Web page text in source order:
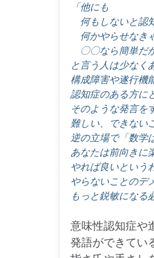
「他にも
何もしないと認
何かやらせなきゃ
〇〇なら簡単だ
と言う人は少なく
構成障害や遂行機
認知症のある方に
そのような発言を
難しい、できない
逆の立場で「数学
あなたは前向きに
やれば良いという
やらないことのデ
もっと鋭敏になる
意味性認知症や
発語ができてい